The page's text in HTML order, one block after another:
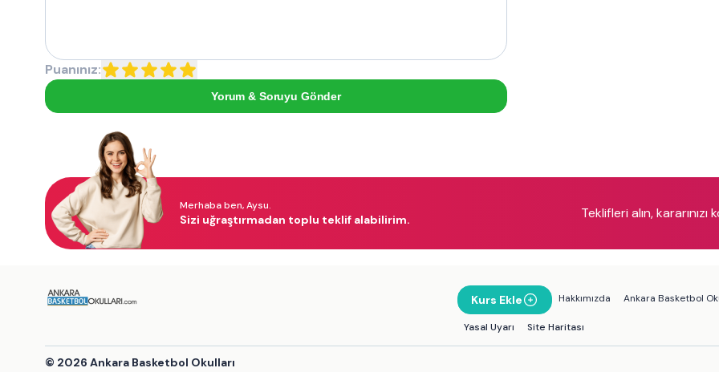
Puanınız:
Yorum & Soruyu Gönder
Merhaba ben, Aysu.
Sizi uğraştırmadan toplu teklif alabilirim. Teklifleri alın,
Kurs Ekle Hakkımızda Ankara Basketbol
Yasal Uyarı Site Haritası
© 2026 Ankara Basketbol Okulları